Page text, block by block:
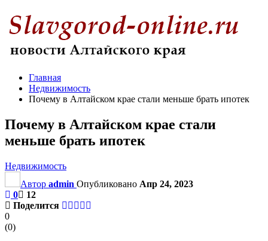
Главная
Недвижимость
Почему в Алтайском крае стали меньше брать ипотек
Почему в Алтайском крае стали
меньше брать ипотек
Недвижимость
Автор admin Опубликовано Апр 24, 2023
0
12
Поделится
0
(0)